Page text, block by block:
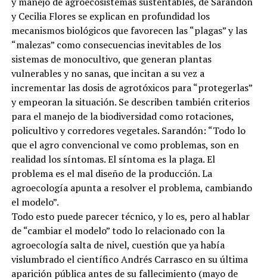
y Cecilia Flores se explican en profundidad los
mecanismos biológicos que favorecen las “plagas” y las
“malezas” como consecuencias inevitables de los
sistemas de monocultivo, que generan plantas
vulnerables y no sanas, que incitan a su vez a
incrementar las dosis de agrotóxicos para “protegerlas”
y empeoran la situación. Se describen también criterios
para el manejo de la biodiversidad como rotaciones,
policultivo y corredores vegetales. Sarandón: “Todo lo
que el agro convencional ve como problemas, son en
realidad los síntomas. El síntoma es la plaga. El
problema es el mal diseño de la producción. La
agroecología apunta a resolver el problema, cambiando
el modelo”.
Todo esto puede parecer técnico, y lo es, pero al hablar
de “cambiar el modelo” todo lo relacionado con la
agroecología salta de nivel, cuestión que ya había
vislumbrado el científico Andrés Carrasco en su última
aparición pública antes de su fallecimiento (mayo de